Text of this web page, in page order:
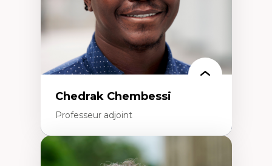
Chedrak Chembessi
Professeur adjoint